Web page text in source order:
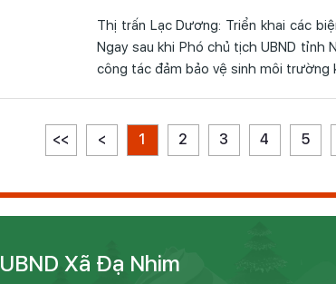
Thị trấn Lạc Dương: Triển khai các
Ngay sau khi Phó chủ tịch UBND tỉnh
công tác đảm bảo vệ sinh môi trường
<< < 1 2 3 4 5
UBND Xã Đạ Nhim